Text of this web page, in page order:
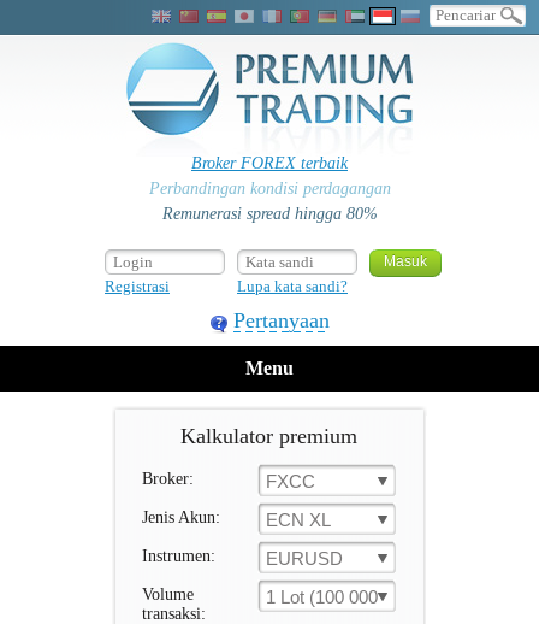
Broker FOREX terbaik
Perbandingan kondisi perdagangan
Remunerasi spread hingga 80%
Registrasi Lupa kata sandi?
Pertanyaan
Menu
Kalkulator premium
Broker: FXCC
Jenis Akun: ECN XL
Instrumen: EURUSD
Volume
transaksi:
1 Lot (100 000 Unit )